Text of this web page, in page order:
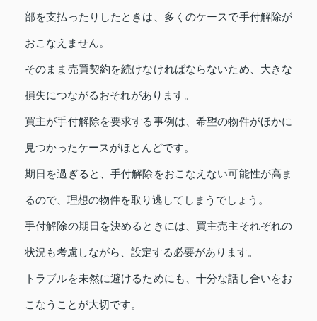
部を支払ったりしたときは、多くのケースで手付解除が
おこなえません。
そのまま売買契約を続けなければならないため、大きな
損失につながるおそれがあります。
買主が手付解除を要求する事例は、希望の物件がほかに
見つかったケースがほとんどです。
期日を過ぎると、手付解除をおこなえない可能性が高ま
るので、理想の物件を取り逃してしまうでしょう。
手付解除の期日を決めるときには、買主売主それぞれの
状況も考慮しながら、設定する必要があります。
トラブルを未然に避けるためにも、十分な話し合いをお
こなうことが大切です。